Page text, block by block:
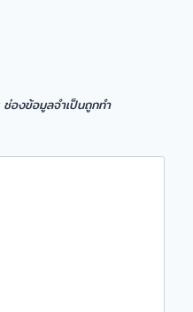
ช่องข้อมูลจำเป็นถูกทำ